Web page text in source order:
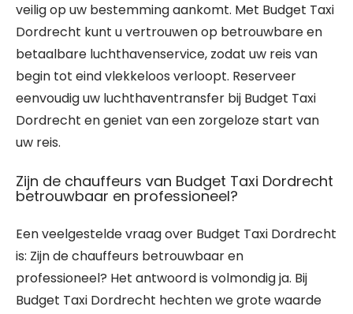
veilig op uw bestemming aankomt. Met Budget Taxi
Dordrecht kunt u vertrouwen op betrouwbare en
betaalbare luchthavenservice, zodat uw reis van
begin tot eind vlekkeloos verloopt. Reserveer
eenvoudig uw luchthaventransfer bij Budget Taxi
Dordrecht en geniet van een zorgeloze start van
uw reis.
Zijn de chauffeurs van Budget Taxi Dordrecht
betrouwbaar en professioneel?
Een veelgestelde vraag over Budget Taxi Dordrecht
is: Zijn de chauffeurs betrouwbaar en
professioneel? Het antwoord is volmondig ja. Bij
Budget Taxi Dordrecht hechten we grote waarde